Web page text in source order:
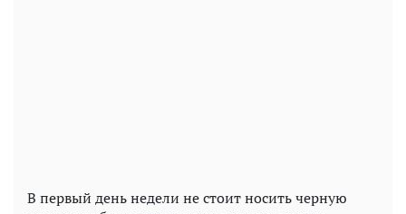
В первый день недели не стоит носить черную